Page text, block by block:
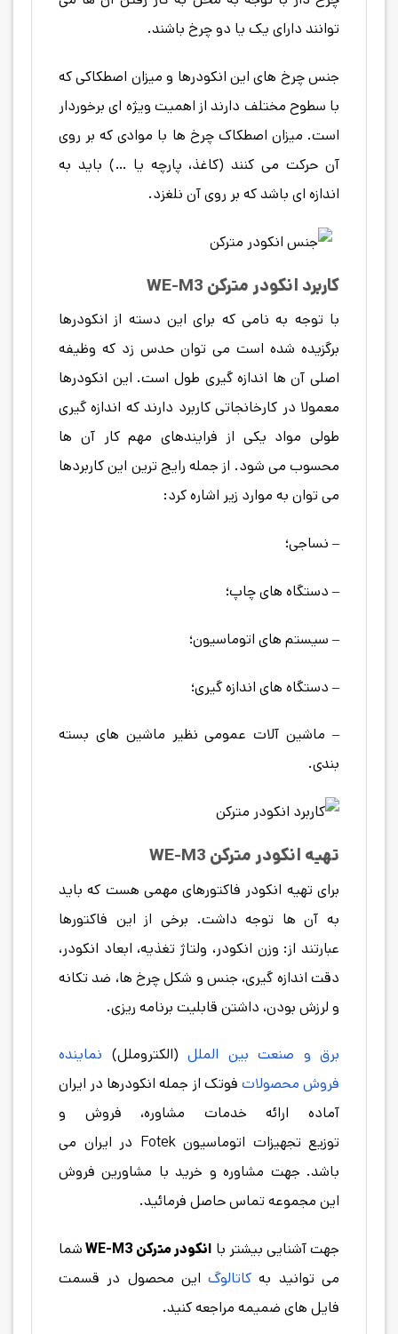
توانند دارای یک یا دو چرخ باشند.
جنس چرخ های این انکودرها و میزان اصطکاکی که
با سطوح مختلف دارند از اهمیت ویژه ای برخوردار
است. میزان اصطکاک چرخ ها با موادی که بر روی
آن حرکت می کنند (کاغذ، پارچه یا …) باید به
اندازه ای باشد که بر روی آن نلغزد.
کاربرد انکودر مترکن WE-M3
با توجه به نامی که برای این دسته از انکودرها
برگزیده شده است می توان حدس زد که وظیفه
اصلی آن ها اندازه گیری طول است. این انکودرها
معمولا در کارخانجاتی کاربرد دارند که اندازه گیری
طولی مواد یکی از فرایندهای مهم کار آن ها
محسوب می شود. از جمله رایج ترین این کاربردها
می توان به موارد زیر اشاره کرد:
– نساجی؛
– دستگاه های چاپ؛
– سیستم های اتوماسیون؛
– دستگاه های اندازه گیری؛
– ماشین آلات عمومی نظیر ماشین های بسته
بندی.
تهیه انکودر مترکن WE-M3
برای تهیه انکودر فاکتورهای مهمی هست که باید
به آن ها توجه داشت. برخی از این فاکتورها
عبارتند از: وزن انکودر، ولتاژ تغذیه، ابعاد انکودر،
دقت اندازه گیری، جنس و شکل چرخ ها، ضد تکانه
و لرزش بودن، داشتن قابلیت برنامه ریزی.
برق و صنعت بین الملل (الکتروملل) نماینده
فروش محصولات فوتک از جمله انکودرها در ایران
آماده ارائه خدمات مشاوره، فروش و
توزیع تجهیزات اتوماسیون Fotek در ایران می
باشد. جهت مشاوره و خرید با مشاورین فروش
این مجموعه تماس حاصل فرمائید.
جهت آشنایی بیشتر با انکودر مترکن WE-M3
شما
می توانید به کاتالوگ این محصول در قسمت
فایل های ضمیمه مراجعه کنید.